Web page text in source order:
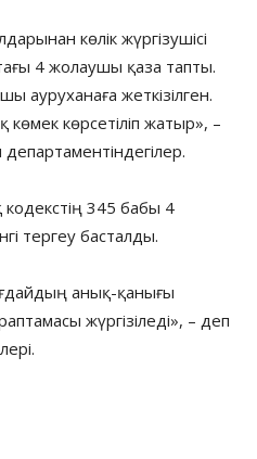
көлік жүргізушісі
4 жолаушы қаза тапты.
ауруханаға жеткізілген.
көрсетіліп жатыр», –
департаментіндегілер.
345 бабы 4
тергеу басталды.
анық-қанығы
жүргізіледі», – деп